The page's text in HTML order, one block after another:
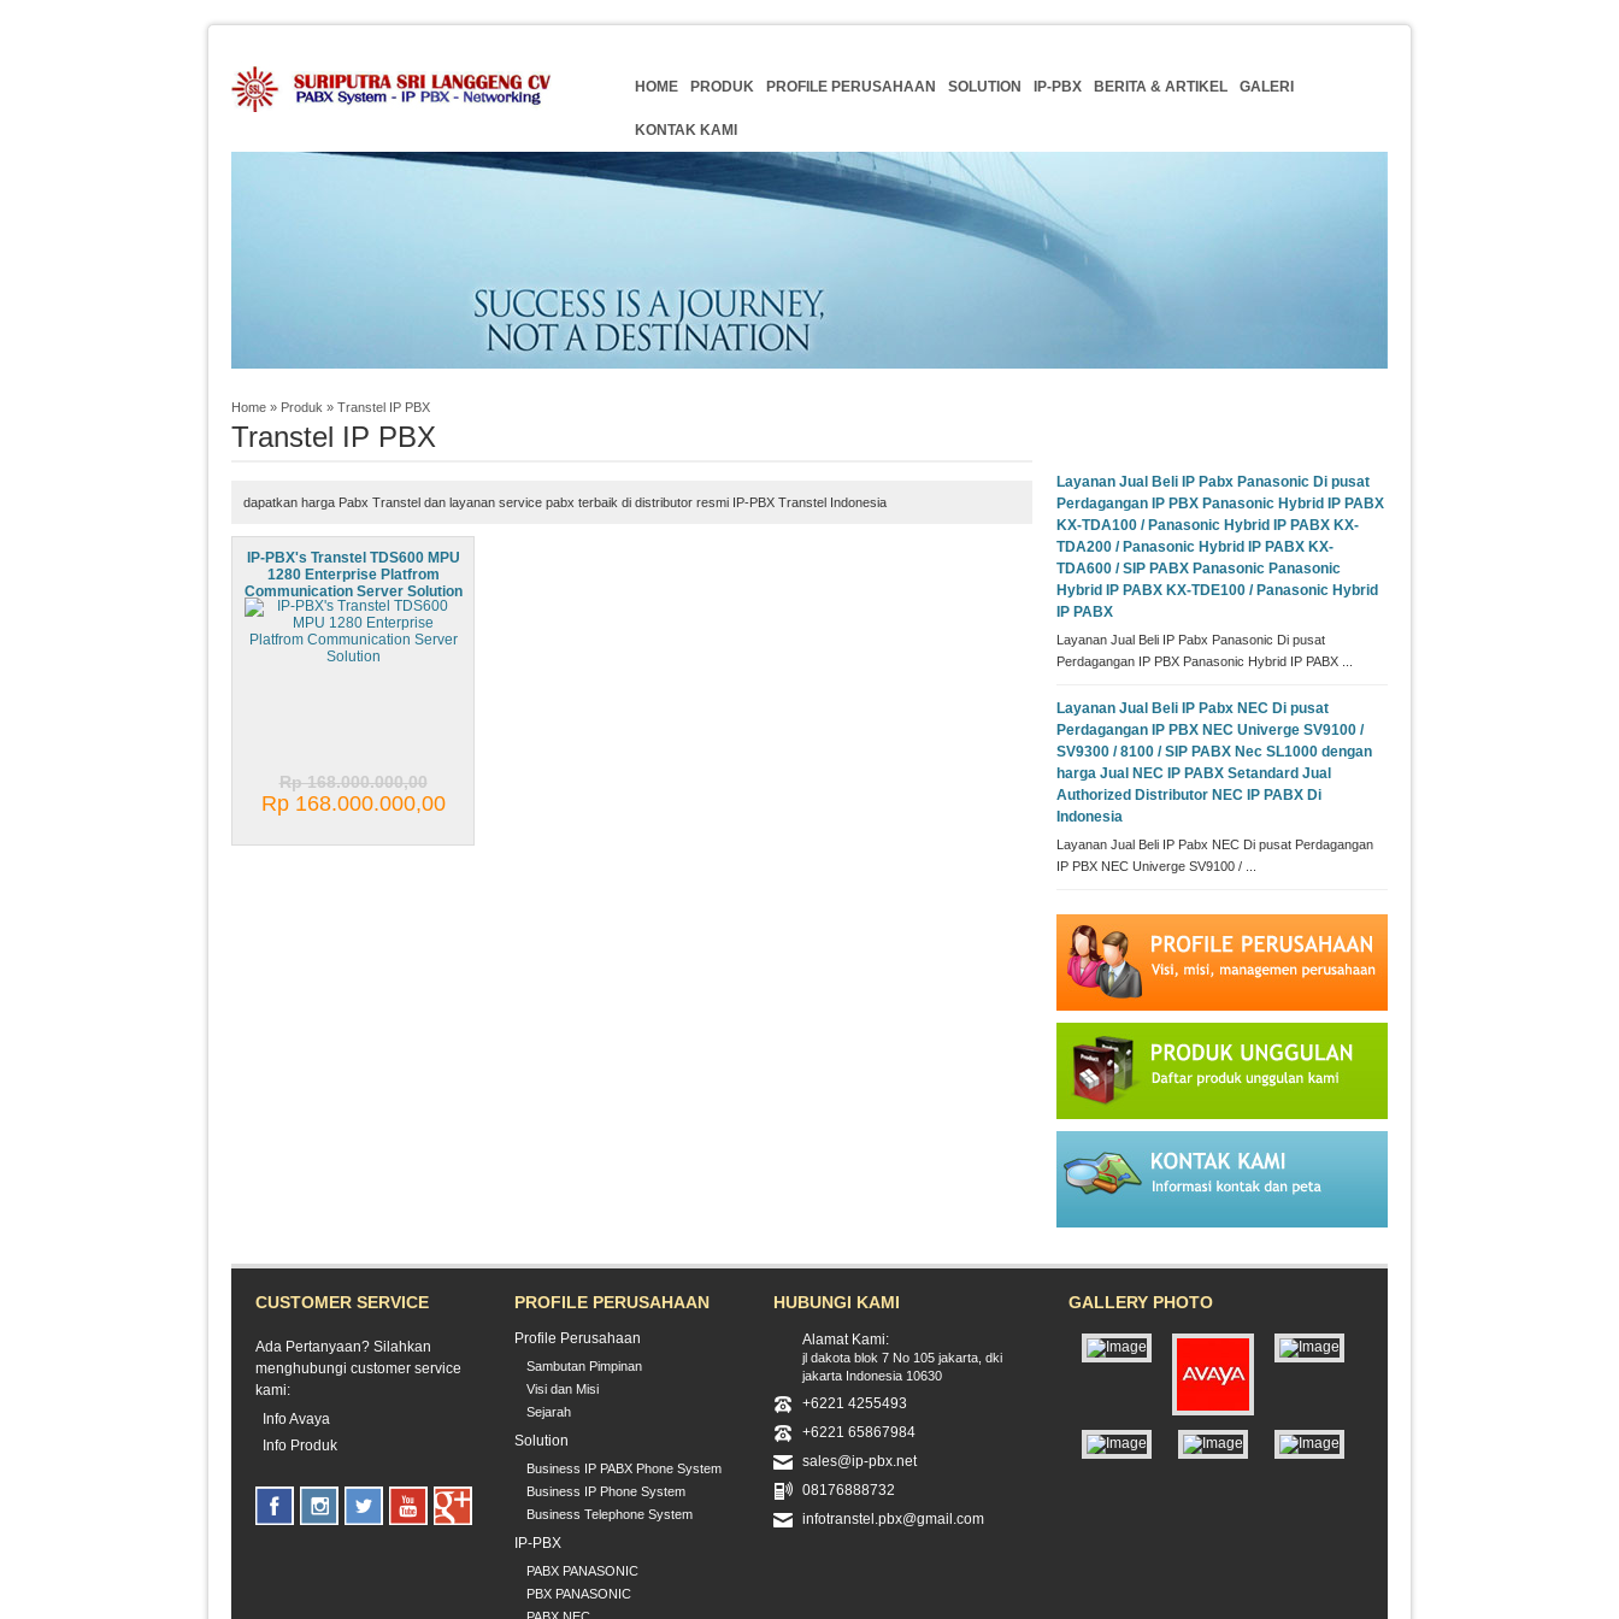
HOME PRODUK PROFILE PERUSAHAAN SOLUTION IP-PBX BERITA & ARTIKEL GALERI
KONTAK KAMI
Home » Produk » Transtel IP PBX
Transtel IP PBX
dapatkan harga Pabx Transtel dan layanan service pabx terbaik di distributor resmi IP-PBX Transtel Indonesia
IP-PBX's Transtel TDS600 MPU
1280 Enterprise Platfrom
Communication Server Solution
Rp 168.000.000,00
Rp 168.000.000,00
Layanan Jual Beli IP Pabx Panasonic Di pusat
Perdagangan IP PBX Panasonic Hybrid IP PABX
KX-TDA100 / Panasonic Hybrid IP PABX KX-
TDA200 / Panasonic Hybrid IP PABX KX-
TDA600 / SIP PABX Panasonic Panasonic
Hybrid IP PABX KX-TDE100 / Panasonic Hybrid
IP PABX
Layanan Jual Beli IP Pabx Panasonic Di pusat
Perdagangan IP PBX Panasonic Hybrid IP PABX ...
Layanan Jual Beli IP Pabx NEC Di pusat
Perdagangan IP PBX NEC Univerge SV9100 /
SV9300 / 8100 / SIP PABX Nec SL1000 dengan
harga Jual NEC IP PABX Setandard Jual
Authorized Distributor NEC IP PABX Di
Indonesia
Layanan Jual Beli IP Pabx NEC Di pusat Perdagangan
IP PBX NEC Univerge SV9100 / ...
CUSTOMER SERVICE
Ada Pertanyaan? Silahkan
menghubungi customer service
kami:
Info Avaya
Info Produk
PROFILE PERUSAHAAN
Profile Perusahaan
Sambutan Pimpinan
Visi dan Misi
Sejarah
Solution
Business IP PABX Phone System
Business IP Phone System
Business Telephone System
IP-PBX
PABX PANASONIC
PBX PANASONIC
HUBUNGI KAMI
Alamat Kami:
jl dakota blok 7 No 105 jakarta, dki
jakarta Indonesia 10630
+6221 4255493
+6221 65867984
sales@ip-pbx.net
08176888732
infotranstel.pbx@gmail.com
GALLERY PHOTO